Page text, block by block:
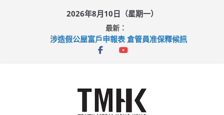
2026年8月10日（星期一）
最新：
涉造假公屋富戶申報表 倉管員准保釋候訊